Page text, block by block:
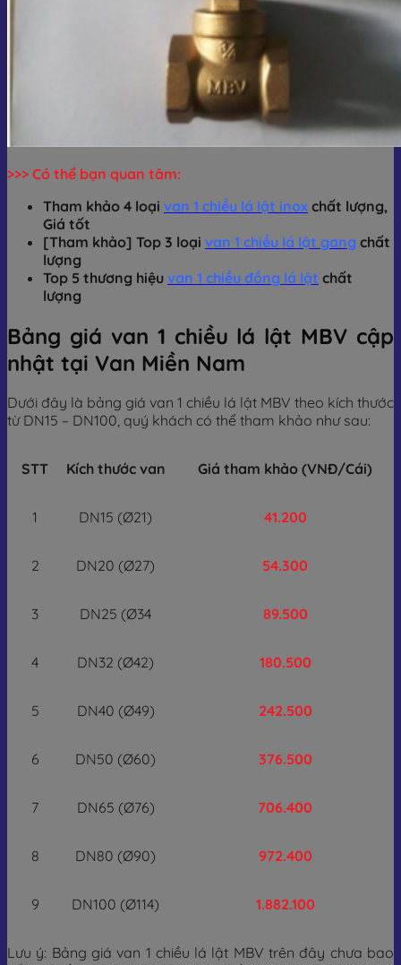
>>> Có thể bạn quan tâm:
Tham khảo 4 loại van 1 chiều lá lật inox chất lượng,
Giá tốt
[Tham khảo] Top 3 loại van 1 chiều lá lật gang chất
lượng
Top 5 thương hiệu van 1 chiều đồng lá lật chất
lượng
Bảng giá van 1 chiều lá lật MBV cập
nhật tại Van Miền Nam
Dưới đây là bảng giá van 1 chiều lá lật MBV theo kích thước
từ DN15 – DN100, quý khách có thể tham khảo như sau:
STT Kích thước van Giá tham khảo (VNĐ/Cái)
1 DN15 (Ø21) 41.200
2 DN20 (Ø27) 54.300
3 DN25 (Ø34 89.500
4 DN32 (Ø42) 180.500
5 DN40 (Ø49) 242.500
6 DN50 (Ø60) 376.500
7 DN65 (Ø76) 706.400
8 DN80 (Ø90) 972.400
9 DN100 (Ø114) 1.882.100
Lưu ý: Bảng giá van 1 chiều lá lật MBV trên đây chưa bao